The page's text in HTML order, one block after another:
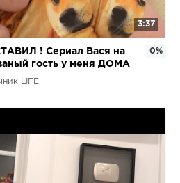
3:37
! Сериал Вася на
гость у меня ДОМА
LIFE
0%